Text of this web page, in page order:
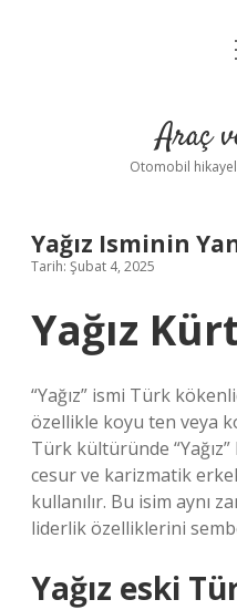
Araç
Otomobil
Yağız Isminin
Tarih: Şubat 4, 2025
Yağız
“Yağız” ismi Türk
özellikle koyu ten veya
Türk kültüründe
cesur ve karizmatik
kullanılır. Bu isim aynı
liderlik özelliklerini
Yağız eski